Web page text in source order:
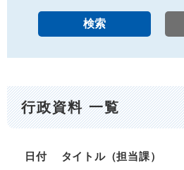
行政資料 一覧
日付 タイトル 担当課